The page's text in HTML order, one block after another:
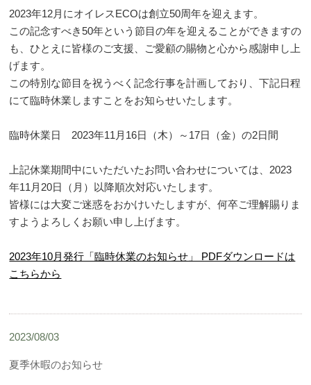
2023年12月にオイレスECOは創立50周年を迎えます。
この記念すべき50年という節目の年を迎えることができますの
も、ひとえに皆様のご支援、ご愛顧の賜物と心から感謝申し上
げます。
この特別な節目を祝うべく記念行事を計画しており、下記日程
にて臨時休業しますことをお知らせいたします。
臨時休業日 2023年11月16日（木）～17日（金）の2日間
上記休業期間中にいただいたお問い合わせについては、2023
年11月20日（月）以降順次対応いたします。
皆様には大変ご迷惑をおかけいたしますが、何卒ご理解賜りま
すようよろしくお願い申し上げます。
2023年10月発行「臨時休業のお知らせ」 PDFダウンロードは
こちらから
2023/08/03
夏季休暇のお知らせ